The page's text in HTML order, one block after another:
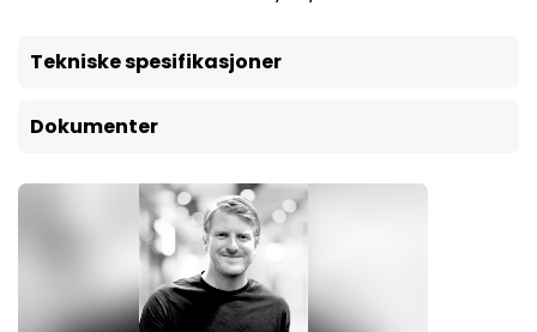
Tekniske spesifikasjoner
Dokumenter